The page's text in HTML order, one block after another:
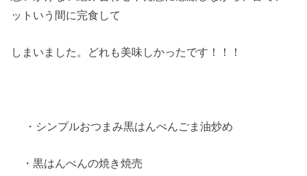
ットいう間に完食して
しまいました。どれも美味しかったです！！！
・シンプルおつまみ黒はんぺんごま油炒め
・黒はんぺんの焼き焼売